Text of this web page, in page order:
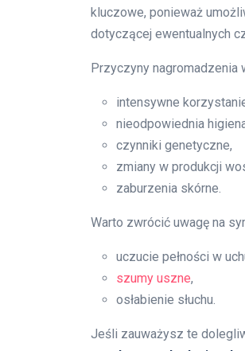
kluczowe, ponieważ
dotyczącej ewentualnych
Przyczyny nagromadzenia
intensywne
nieodpowiednia
czynniki genetyczne,
zmiany w produkcji
zaburzenia skórne.
Warto zwrócić uwagę na
uczucie pełności w
szumy uszne,
osłabienie słuchu.
Jeśli zauważysz te